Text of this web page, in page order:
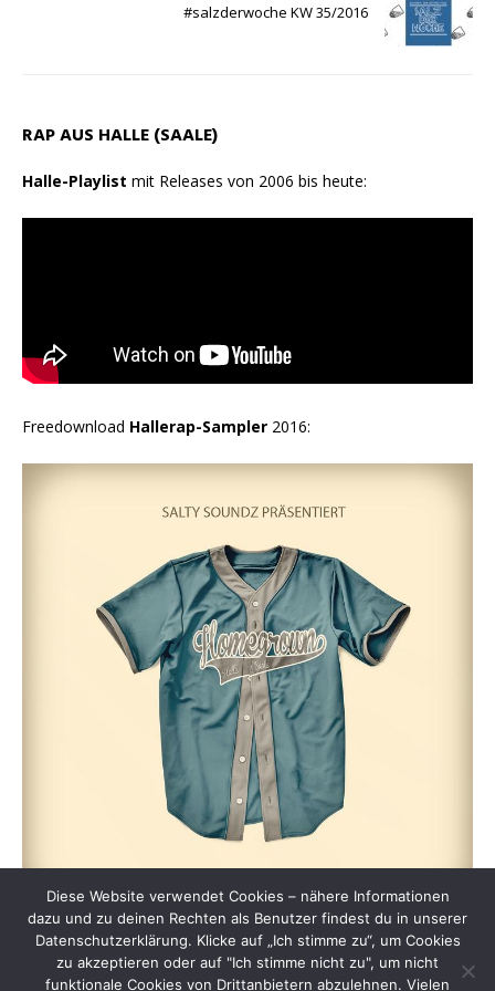
#salzderwoche KW 35/2016
RAP AUS HALLE (SAALE)
Halle-Playlist mit Releases von 2006 bis heute:
Freedownload Hallerap-Sampler 2016:
Diese Website verwendet Cookies – nähere Informationen
dazu und zu deinen Rechten als Benutzer findest du in unserer
Datenschutzerklärung. Klicke auf „Ich stimme zu“, um Cookies
zu akzeptieren oder auf "Ich stimme nicht zu", um nicht
funktionale Cookies von Drittanbietern abzulehnen. Vielen